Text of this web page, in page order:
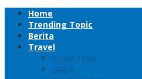
Home
Trending Topic
Berita
Travel
SUMATERA
JAWA